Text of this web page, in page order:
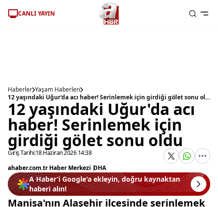
CANLI YAYIN
Haberler Yaşam Haberleri
12 yaşındaki Uğur'da acı haber! Serinlemek için girdiği gölet sonu oldu
12 yaşındaki Uğur'da acı
haber! Serinlemek için
girdiği gölet sonu oldu
Giriş Tarihi:18 Haziran 2026 14:38
ahaber.com.tr Haber Merkezi |DHA
A Haber’i Google'a ekleyin, doğru kaynaktan
haberi alın!
Manisa'nın Alaşehir ilçesinde serinlemek